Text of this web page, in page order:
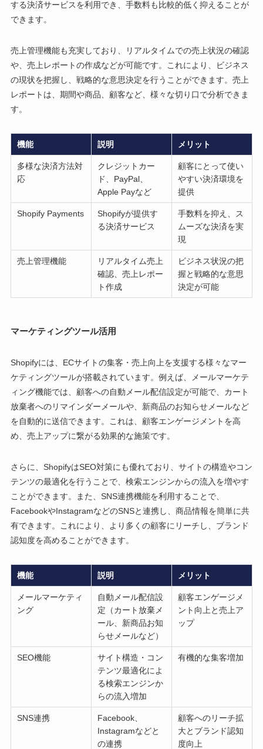
する決済サービスを利用でき、手数料も比較的低く抑えることが
できます。
売上管理機能も充実しており、リアルタイムでの売上状況の確認
や、売上レポートの作成などが可能です。これにより、ビジネス
の現状を把握し、戦略的な意思決定を行うことができます。売上
レポートは、期間や商品、顧客など、様々な切り口で分析できま
す。
機能 説明 メリット
多様な決済方法対
応
クレジットカー
ド、PayPal、
Apple Payなど
顧客にとって使い
やすい決済環境を
提供
Shopify Payments
Shopifyが提供す
る決済サービス
手数料を抑え、ス
ムーズな決済を実
現
売上管理機能
リアルタイム売上
確認、売上レポー
ト作成
ビジネス状況の把
握と戦略的な意思
決定が可能
マーケティングツール活用
Shopifyには、ECサイトの集客・売上向上を支援する様々なマー
ケティングツールが搭載されています。例えば、メールマーケテ
ィング機能では、顧客への自動メール配信設定が可能で、カート
放棄者へのリマインダーメールや、新商品のお知らせメールなど
を自動的に送信できます。これは、顧客エンゲージメントを高
め、売上アップに繋がる効果的な施策です。
さらに、ShopifyはSEO対策にも優れており、サイトの構造やコン
テンツの最適化を行うことで、検索エンジンからの流入を増やす
ことができます。また、SNS連携機能を利用することで、
FacebookやInstagramなどのSNSと連携し、商品情報を簡単に共
有できます。これにより、より多くの顧客にリーチし、ブランド
認知度を高めることができます。
機能 説明 メリット
メールマーケティ
ング
自動メール配信設
定（カート放棄メ
ール、新商品お知
らせメールなど）
顧客エンゲージメ
ント向上と売上ア
ップ
SEO機能
サイト構造・コン
テンツ最適化によ
る検索エンジンか
らの流入増加
有機的な集客増加
SNS連携
Facebook、
Instagramなどと
の連携
顧客へのリーチ拡
大とブランド認知
度向上